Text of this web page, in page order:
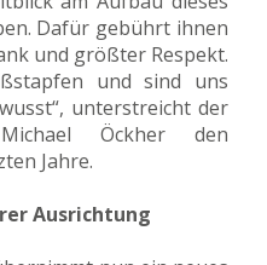
Dafür gebührt ihnen
und größter Respekt.
und sind uns
unterstreicht der
Öckher den
Jahre.
Ausrichtung